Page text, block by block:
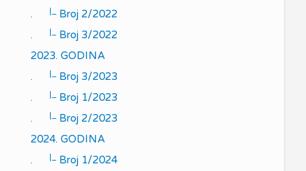
.
|_
Broj 2/2022
.
|_
Broj 3/2022
2023. GODINA
.
|_
Broj 3/2023
.
|_
Broj 1/2023
.
|_
Broj 2/2023
2024. GODINA
.
|_
Broj 1/2024